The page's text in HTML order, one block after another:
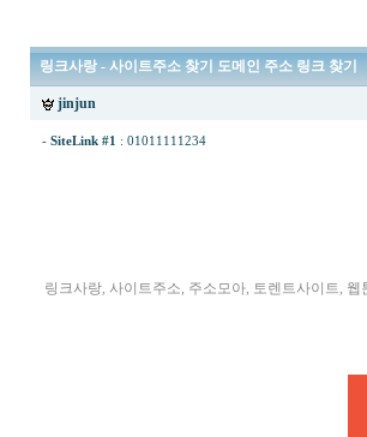
링크사랑 - 사이트주소 찾기 도메인 주소 링크 찾기
jinjun
- SiteLink #1 : 01011111234
링크사랑, 사이트주소, 주소모아, 토렌트사이트,